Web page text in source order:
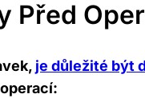
Před
je důležité být